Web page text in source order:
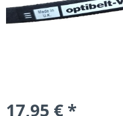
17,95 € *